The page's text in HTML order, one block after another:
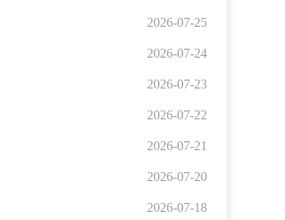
2026-07-25
2026-07-24
2026-07-23
2026-07-22
2026-07-21
2026-07-20
2026-07-18